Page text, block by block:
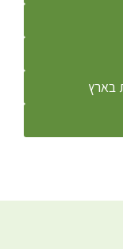
בארץ